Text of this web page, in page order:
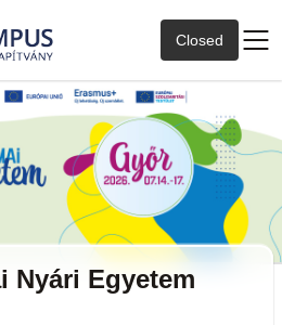
Closed
Nyári Egyetem